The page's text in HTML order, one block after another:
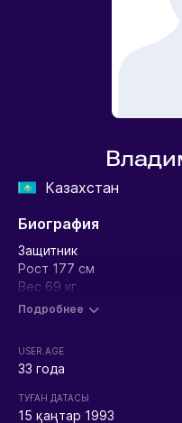
Казахстан
Биография
Защитник
Рост 177 см
Вес 69 кг
Подробнее
USER.AGE
33 года
ТУҒАН ДАТАСЫ
15 қаңтар 1993